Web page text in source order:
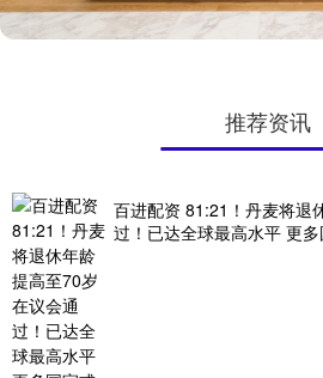
推荐资讯
百进配资 81:21！丹麦将退
过！已达全球最高水平 更